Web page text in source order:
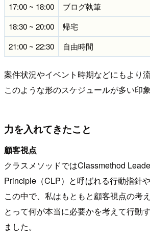
17:00 ~ 18:00
ブログ執筆
18:30 ~ 20:00
帰宅
21:00 ~ 22:30
自由時間
案件状況やイベント時期などにもより
このような形のスケジュールが多い印象
力を入れてきたこと
顧客視点
クラスメソッドではClassmethod
Principle（CLP）と呼ばれる行動指針
この中で、私はもともと顧客視点の考
とって何が本当に必要かを考えて行動
ました。